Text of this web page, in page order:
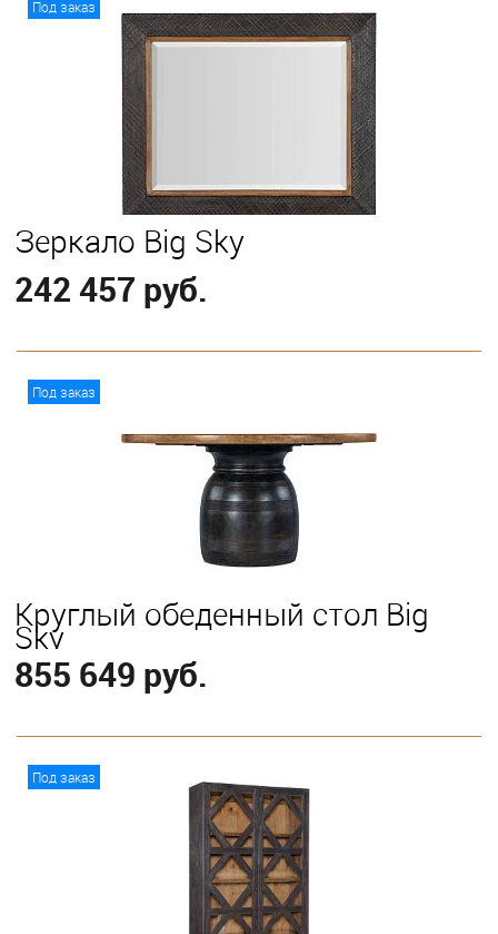
Под заказ
Зеркало Big Sky
242 457 руб.
Под заказ
Круглый обеденный стол Big
Sky
855 649 руб.
Под заказ